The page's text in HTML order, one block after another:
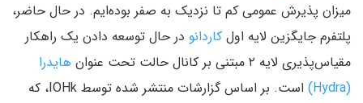
میزان پذیرش عمومی کم تا نزدیک به صفر بوده‌ایم. در حال حاضر‌،
پلتفرم جایگزین لایه اول کاردانو در حال توسعه دادن یک راهکار
مقیاس‌‌پذیری لایه ۲ مبتنی بر کانال حالت تحت عنوان
هایدرا
(Hydra‌)
است. بر اساس گزارشات منتشر شده توسط IOHk‌، که